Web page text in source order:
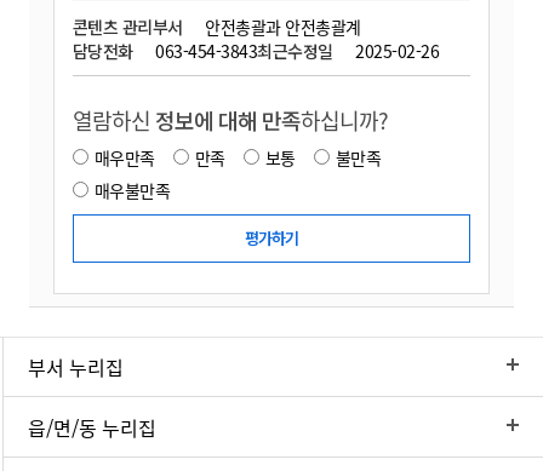
콘텐츠 관리부서
안전총괄과 안전총괄계
담당전화
063-454-3843최근수정일 2025-02-26
열람하신 정보에 대해 만족하십니까?
매우만족 만족 보통
불만족
매우불만족
부서 누리집
읍/면/동 누리집